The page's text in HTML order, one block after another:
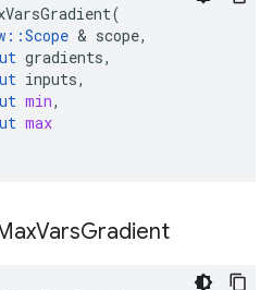
(
::Scope & scope,
gradients,
inputs,
min,
max
VarsGradient